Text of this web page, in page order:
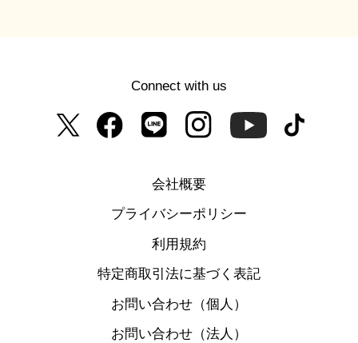
Connect with us
会社概要
プライバシーポリシー
利用規約
特定商取引法に基づく表記
お問い合わせ（個人）
お問い合わせ（法人）